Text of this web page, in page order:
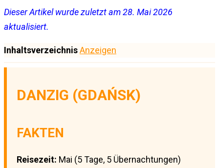
Dieser Artikel wurde zuletzt am 28. Mai 2026
aktualisiert.
InhaltsverzeichnisAnzeigen
DANZIG (GDAŃSK)
FAKTEN
Reisezeit: Mai (5 Tage, 5 Übernachtungen)